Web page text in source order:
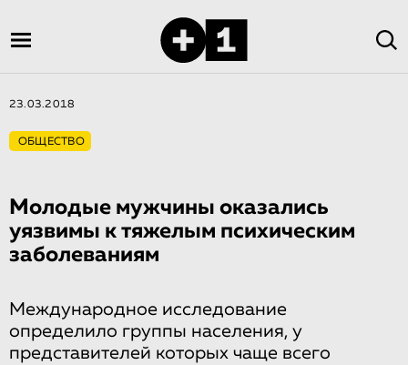
23.03.2018
ОБЩЕСТВО
Молодые мужчины оказались
уязвимы к тяжелым психическим
заболеваниям
Международное исследование
определило группы населения, у
представителей которых чаще всего